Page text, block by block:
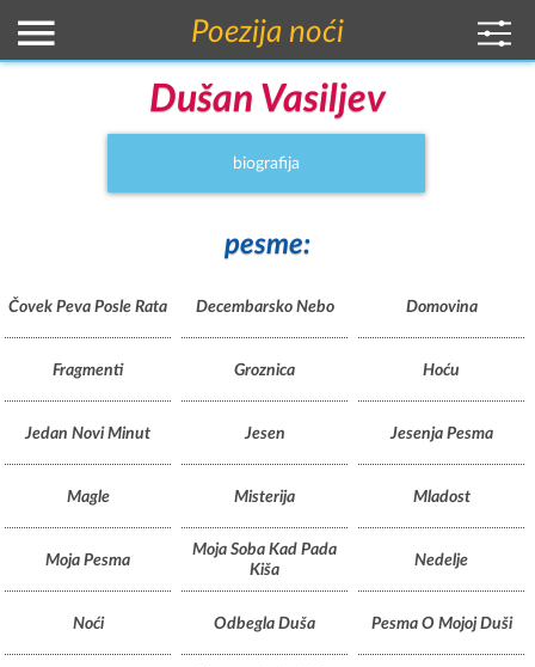
Poezija noći
Dušan Vasiljev
biografija
pesme:
Čovek Peva Posle Rata Decembarsko Nebo Domovina
Fragmenti Groznica Hoću
Jedan Novi Minut Jesen Jesenja Pesma
Magle Misterija Mladost
Moja Pesma
Moja Soba Kad Pada
Kiša
Nedelje
Noći Odbegla Duša Pesma O Mojoj Duši